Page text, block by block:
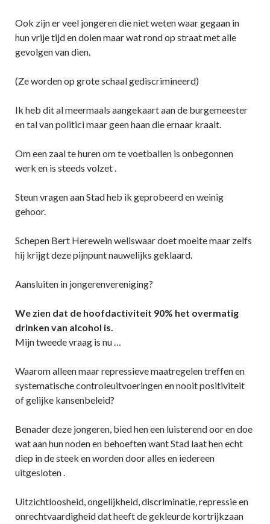
Ook zijn er veel jongeren die niet weten waar gegaan in
hun vrije tijd en dolen maar wat rond op straat met alle
gevolgen van dien.
(Ze worden op grote schaal gediscrimineerd)
Ik heb dit al meermaals aangekaart aan de burgemeester
en tal van politici maar geen haan die ernaar kraait.
Om een zaal te huren om te voetballen is onbegonnen
werk en is steeds volzet .
Steun vragen aan Stad heb ik geprobeerd en weinig
gehoor.
Schepen Bert Herewein weliswaar doet moeite maar zelfs
hij krijgt deze pijnpunt nauwelijks geklaard.
Aansluiten in jongerenvereniging?
We zien dat de hoofdactiviteit 90% het overmatig
drinken van alcohol is.
Mijn tweede vraag is nu …
Waarom alleen maar repressieve maatregelen treffen en
systematische controleuitvoeringen en nooit positiviteit
of gelijke kansenbeleid?
Benader deze jongeren, bied hen een luisterend oor en doe
wat aan hun noden en behoeften want Stad laat hen echt
diep in de steek en worden door alles en iedereen
uitgesloten .
Uitzichtloosheid, ongelijkheid, discriminatie, repressie en
onrechtvaardigheid dat heeft de gekleurde kortrijkzaan